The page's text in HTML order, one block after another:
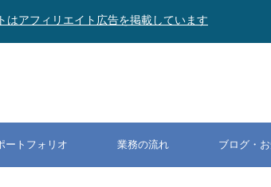
はアフィリエイト広告を掲載しています
ートフォリオ 業務の流れ ブログ・